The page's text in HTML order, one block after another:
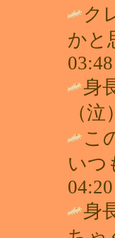
ク
かと
身
（泣
こ
いつ
身